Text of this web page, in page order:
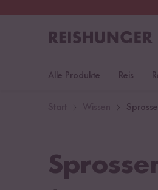
Alle Produkte Reis